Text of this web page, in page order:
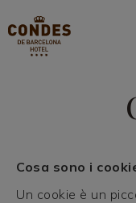
Cosa sono i
Un cookie è un